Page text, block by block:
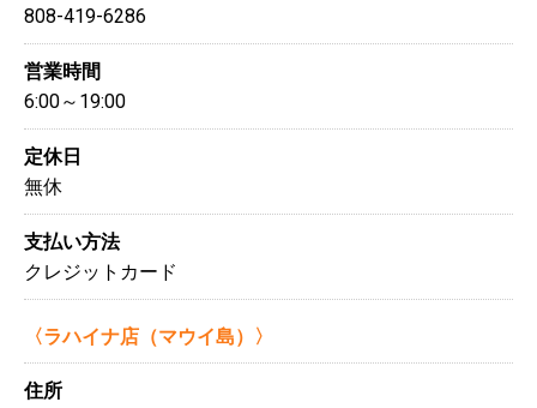
808-419-6286
営業時間
6:00～19:00
定休日
無休
支払い方法
クレジットカード
〈ラハイナ店（マウイ島）〉
住所